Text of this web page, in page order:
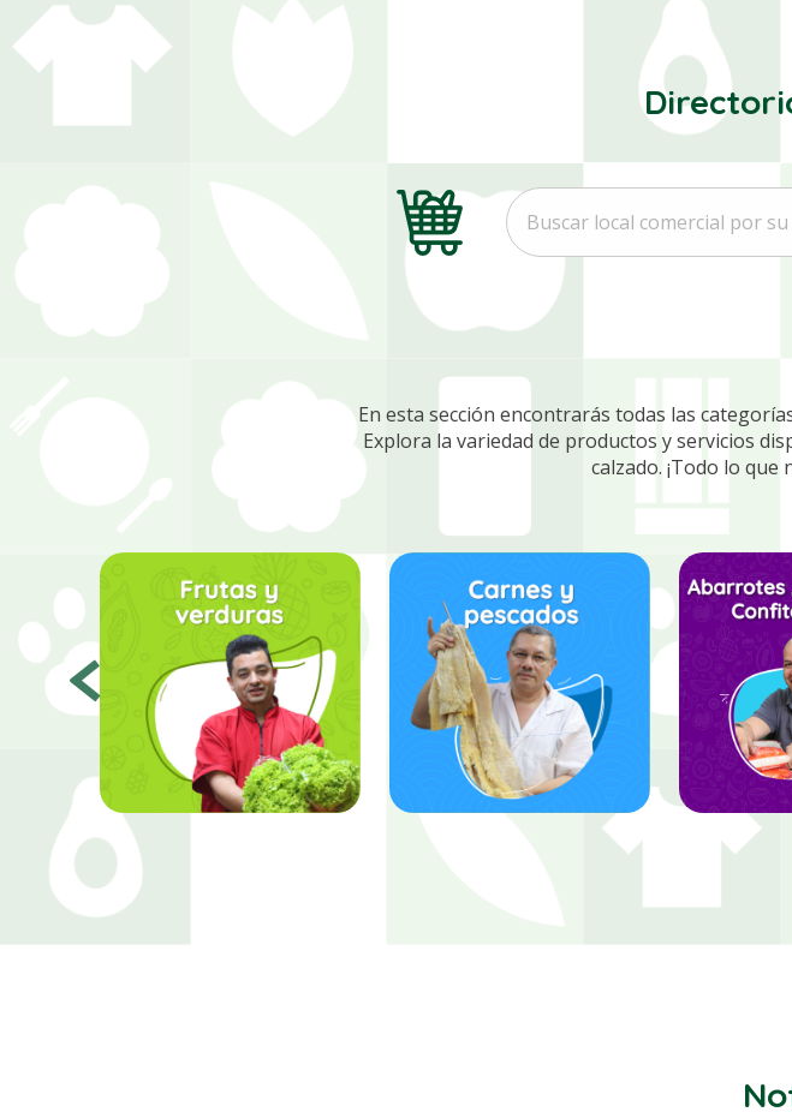
En esta sección encontrarás todas las
Explora la variedad de productos y servicios
calzado. ¡Todo lo